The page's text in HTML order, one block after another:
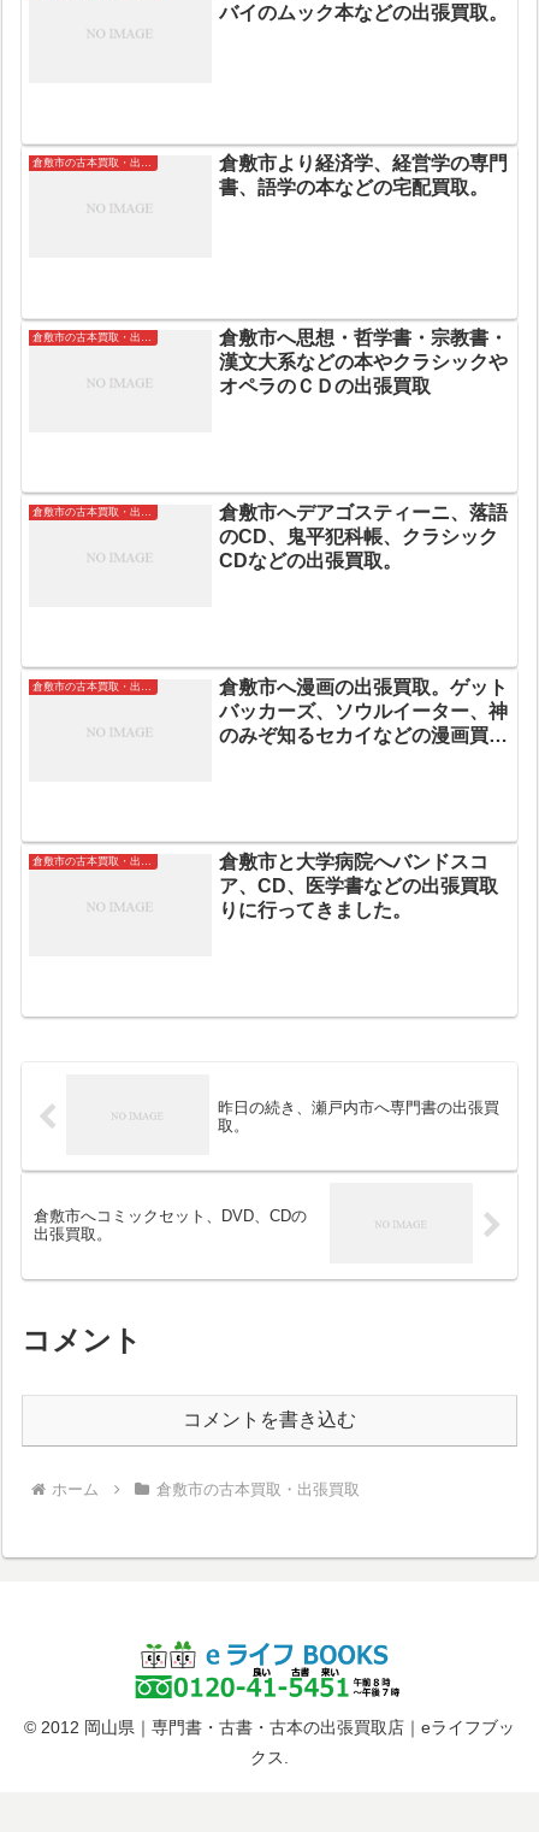
バイのムック本などの出張買取。
倉敷市より経済学、経営学の専門
書、語学の本などの宅配買取。
倉敷市へ思想・哲学書・宗教書・
漢文大系などの本やクラシックや
オペラのＣＤの出張買取
倉敷市へデアゴスティーニ、落語
のCD、鬼平犯科帳、クラシック
CDなどの出張買取。
倉敷市へ漫画の出張買取。ゲット
バッカーズ、ソウルイーター、神
のみぞ知るセカイなどの漫画買取
倉敷市と大学病院へバンドスコ
ア、CD、医学書などの出張買取
りに行ってきました。
昨日の続き、瀬戸内市へ専門書の出張買
取。
倉敷市へコミックセット、DVD、CDの
出張買取。
コメント
コメントを書き込む
ホーム 倉敷市の古本買取・出張買取
© 2012 岡山県｜専門書・古書・古本の出張買取店｜eライフブッ
クス.